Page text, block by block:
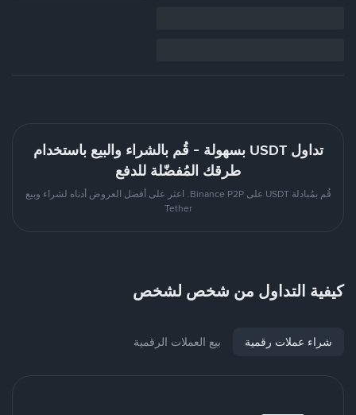
تداول USDT بسهولة - قُم بالشراء والبيع باستخدام
طرقك المُفضّلة للدفع
قُم بمُبادلة USDT على Binance P2P. اعثر على أفضل العروض أدناه لشراء وبيع
Tether
كيفية التداول من شخص لشخص
شراء عملات رقمية بيع العملات الرقمية